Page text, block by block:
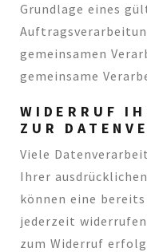
Grundlage eines
gemeinsamen
gemeinsame
WIDERRUF
ZUR
Viele
Ihrer
können eine
jederzeit
zum Widerruf